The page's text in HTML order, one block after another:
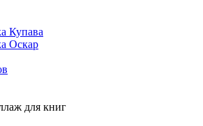
Купава
Оскар
для книг